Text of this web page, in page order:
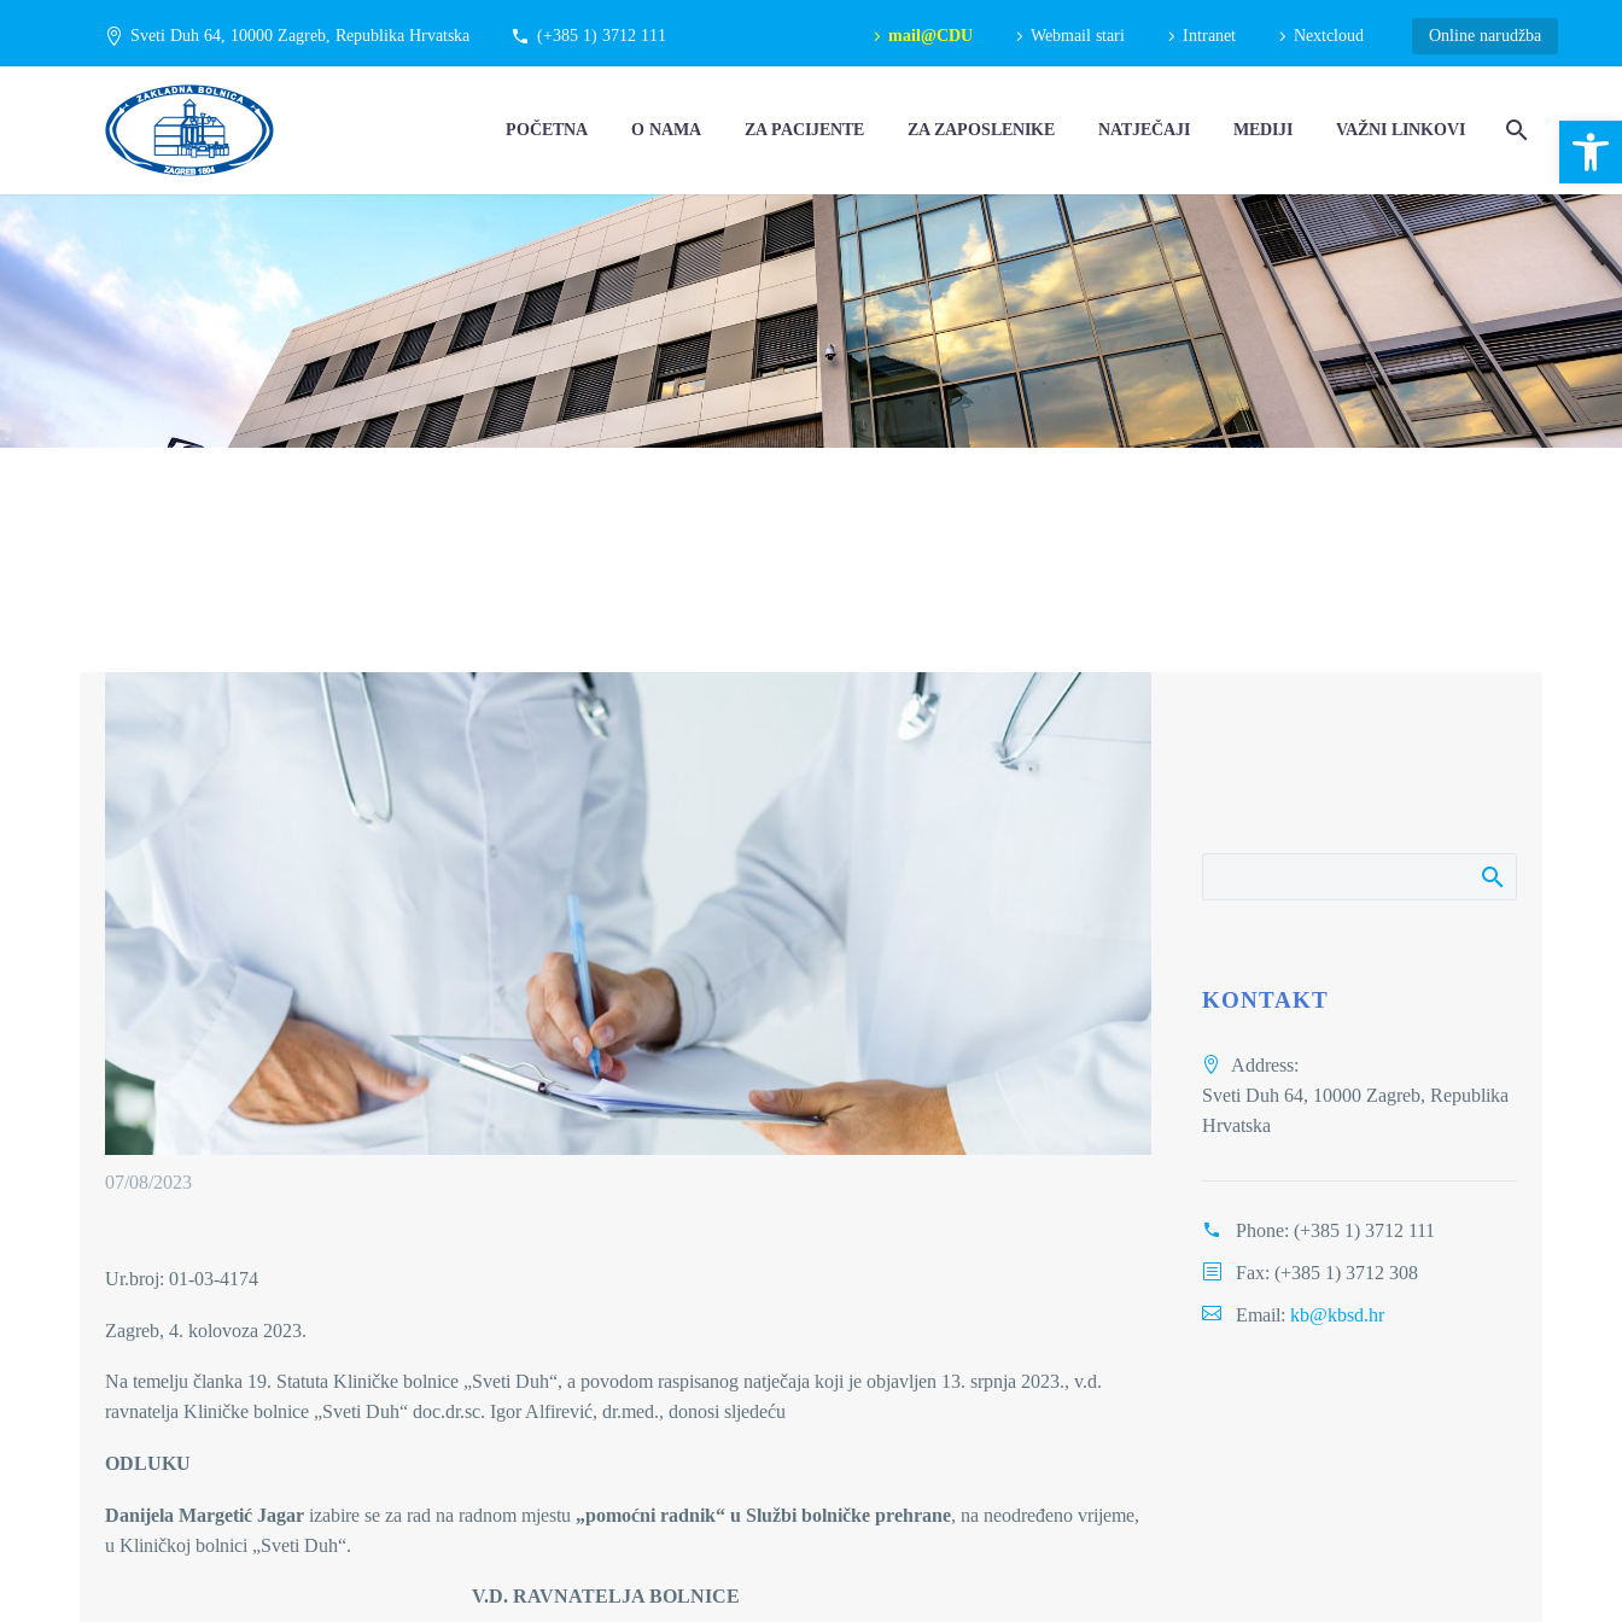
Sveti Duh 64, 10000 Zagreb, Republika Hrvatska (+385 1) 3712 111 mail@CDU Webmail stari Intranet Nextcloud Online narudžba
POČETNA O NAMA ZA PACIJENTE ZA ZAPOSLENIKE NATJEČAJI MEDIJI VAŽNI LINKOVI
07/08/2023
Ur.broj: 01-03-4174
Zagreb, 4. kolovoza 2023.
Na temelju članka 19. Statuta Kliničke bolnice „Sveti Duh“, a povodom raspisanog natječaja koji je objavljen 13. srpnja 2023., v.d.
ravnatelja Kliničke bolnice „Sveti Duh“ doc.dr.sc. Igor Alfirević, dr.med., donosi sljedeću
ODLUKU
Danijela Margetić Jagar izabire se za rad na radnom mjestu „pomoćni radnik“ u Službi bolničke prehrane, na neodređeno vrijeme,
u Kliničkoj bolnici „Sveti Duh“.
V.D. RAVNATELJA BOLNICE
KONTAKT
Address:
Sveti Duh 64, 10000 Zagreb, Republika
Hrvatska
Phone: (+385 1) 3712 111
Fax: (+385 1) 3712 308
Email: kb@kbsd.hr